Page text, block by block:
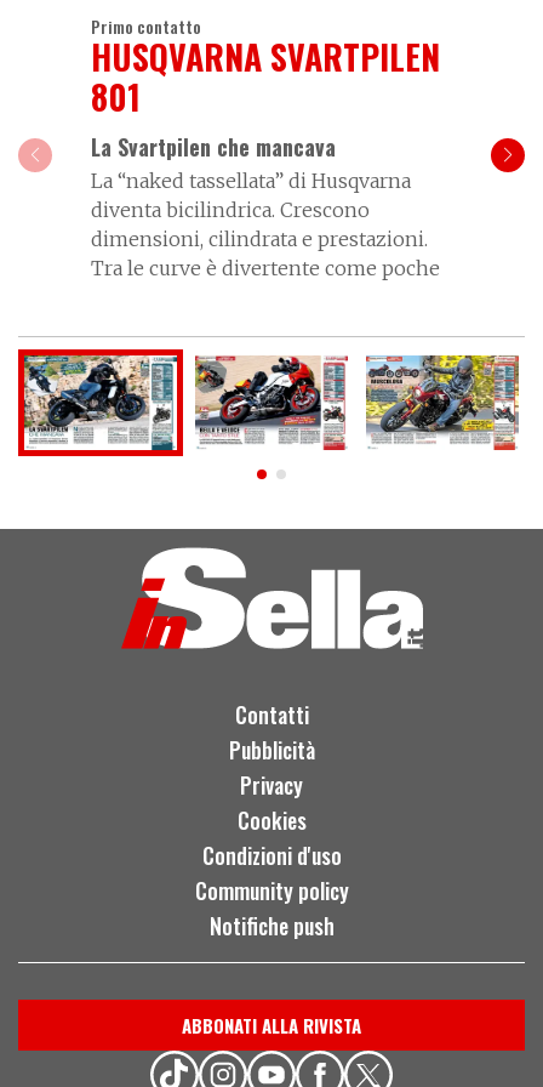
Primo contatto
HUSQVARNA SVARTPILEN
801
La Svartpilen che mancava
La “naked tassellata” di Husqvarna
diventa bicilindrica. Crescono
dimensioni, cilindrata e prestazioni.
Tra le curve è divertente come poche
Contatti
Pubblicità
Privacy
Cookies
Condizioni d'uso
Community policy
Notifiche push
ABBONATI ALLA RIVISTA